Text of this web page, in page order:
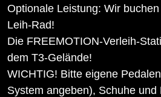
Optionale Leistung: Wir
Leih-Rad!
Die FREEMOTION-Verleih-
dem T3-Gelände!
WICHTIG! Bitte eigene
System angeben), Schuhe und